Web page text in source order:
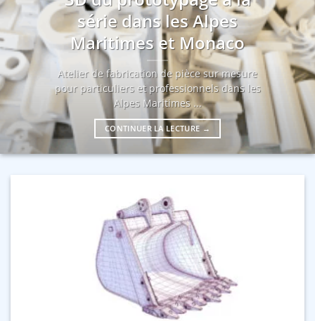
série dans les Alpes
Maritimes et Monaco
Atelier de fabrication de pièce sur mesure
pour particuliers et professionnels dans les
Alpes Maritimes ...
CONTINUER LA LECTURE →